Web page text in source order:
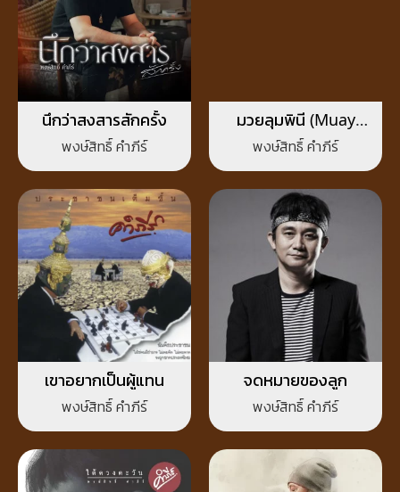
นึกว่าสงสารสักครั้ง
พงษ์สิทธิ์ คำภีร์
มวยลุมพินี (Muay
Lumpini)
พงษ์สิทธิ์ คำภีร์
เขาอยากเป็นผู้แทน
พงษ์สิทธิ์ คำภีร์
จดหมายของลูก
พงษ์สิทธิ์ คำภีร์